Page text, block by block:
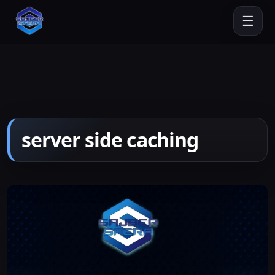
☰
server side caching